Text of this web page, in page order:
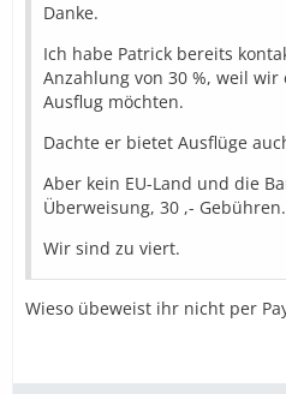
Danke.
Ich habe Patrick bereits
Anzahlung von 30 %, weil
Ausflug möchten.
Dachte er bietet Ausflüge
Aber kein EU-Land und die
Überweisung, 30 ,- Gebühren.
Wir sind zu viert.
Wieso übeweist ihr nicht per